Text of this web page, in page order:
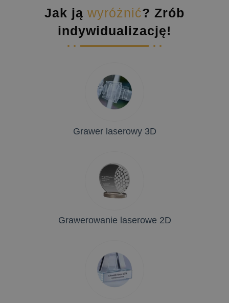
Jak ją wyróżnić? Zrób
indywidualizację!
Grawer laserowy 3D
Grawerowanie laserowe 2D